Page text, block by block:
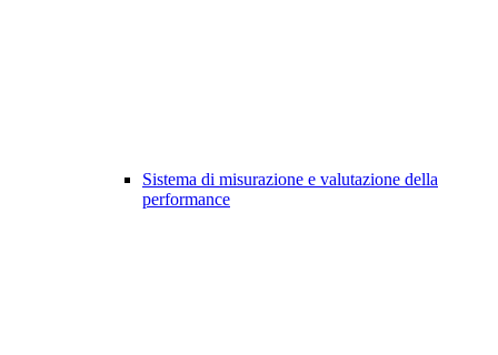
Sistema di misurazione e valutazione della
performance